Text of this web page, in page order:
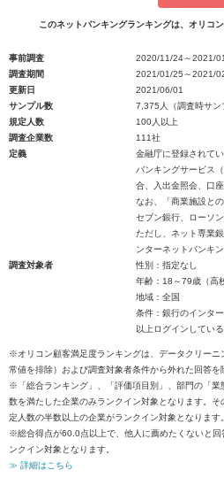
このネットバンキングランキングは、オリコ
事前調査
2020/11/24～2021/
調査期間
2021/01/25～2021/
更新日
2021/06/01
サンプル数
7,375人（調査時サン
規定人数
100人以上
調査企業数
111社
定義
金融庁に登録されて
バンキングサービス
合、入出金照会、口
なお、「商業施設と
セブン銀行、ローソ
ただし、ネット専業
ンターネットバンキ
調査対象者
性別：指定なし
年齢：18～79歳（高
地域：全国
条件：銀行のインタ
以上ログインしている
※オリコン顧客満足度ランキングは、データクリー
常値を排除）および調査対象者条件から外れた回答を
※「総合ランキング」、「評価項目別」、部門の「業
数を満たした企業のみランクイン対象となります。
定人数の半数以上の企業がランクイン対象となります。
※総合得点が60.0点以上で、他人に薦めたくないと
ンクイン対象となります。
≫ 詳細はこちら